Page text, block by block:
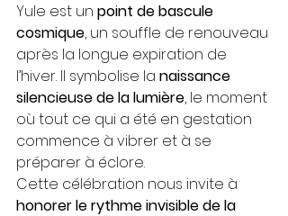
Yule est un point de bascule
cosmique, un souffle de renouveau
après la longue expiration de
l’hiver. Il symbolise la naissance
silencieuse de la lumière, le moment
où tout ce qui a été en gestation
commence à vibrer et à se
préparer à éclore.
Cette célébration nous invite à
honorer le rythme invisible de la